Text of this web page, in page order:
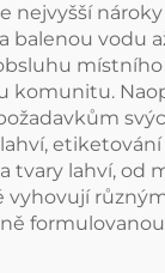
vodu
lahví, od
vyhovují